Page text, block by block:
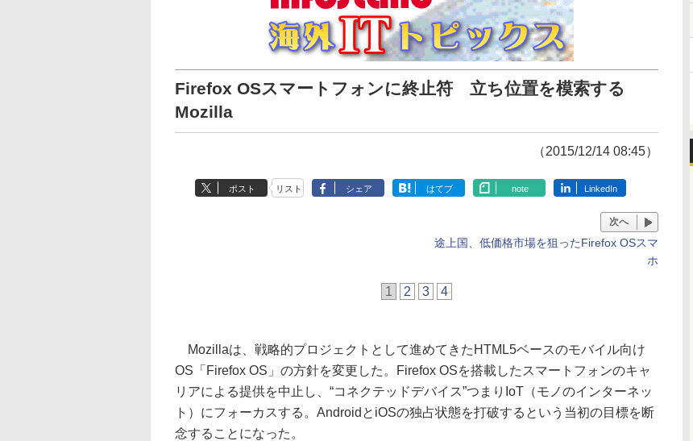
Firefox OSスマートフォンに終止符 立ち位置を模索する
Mozilla
（2015/12/14 08:45）
ポスト リスト シェア はてブ note LinkedIn
次へ
途上国、低価格市場を狙ったFirefox OSスマ
ホ
1 2 3 4
Mozillaは、戦略的プロジェクトとして進めてきたHTML5ベースのモバイル向け
OS「Firefox OS」の方針を変更した。Firefox OSを搭載したスマートフォンのキャ
リアによる提供を中止し、“コネクテッドデバイス”つまりIoT（モノのインターネッ
ト）にフォーカスする。AndroidとiOSの独占状態を打破するという当初の目標を断
念することになった。